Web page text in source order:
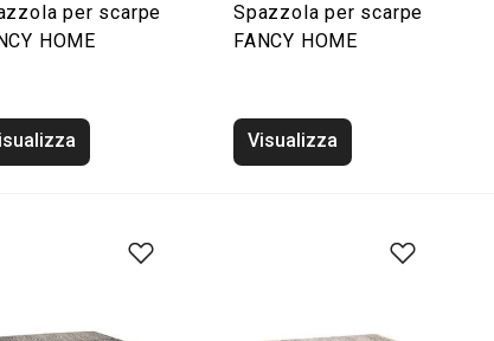
per scarpe
HOME
Spazzola per scarpe
FANCY HOME
Visualizza